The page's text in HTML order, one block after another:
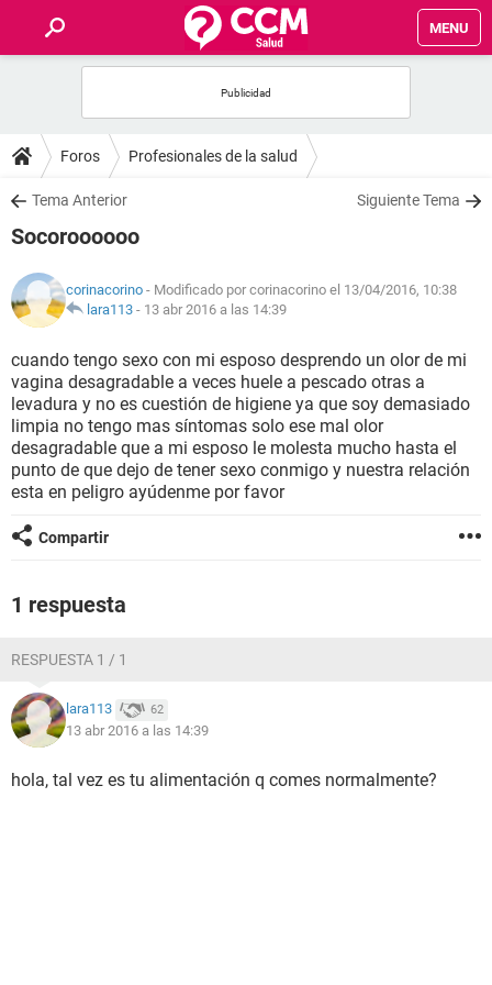
MENU
FOROS
SALUD
NUTRICIÓN
BIENESTAR
SEXUALIDAD
GLOSARIO
Foros Profesionales de la salud
Tema Anterior Siguiente Tema
Socoroooooo
corinacorino - Modificado por corinacorino el 13/04/2016, 10:38
lara113 - 13 abr 2016 a las 14:39
cuando tengo sexo con mi esposo desprendo un olor de mi
vagina desagradable a veces huele a pescado otras a
levadura y no es cuestión de higiene ya que soy demasiado
limpia no tengo mas síntomas solo ese mal olor
desagradable que a mi esposo le molesta mucho hasta el
punto de que dejo de tener sexo conmigo y nuestra relación
esta en peligro ayúdenme por favor
Compartir
1 respuesta
RESPUESTA 1 / 1
lara113 62
13 abr 2016 a las 14:39
hola, tal vez es tu alimentación q comes normalmente?